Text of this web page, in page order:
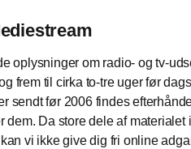
oplysninger om radio- og tv-
frem til cirka to-tre uger før
sendt før 2006 findes
dem. Da store dele af
vi ikke give dig fri online